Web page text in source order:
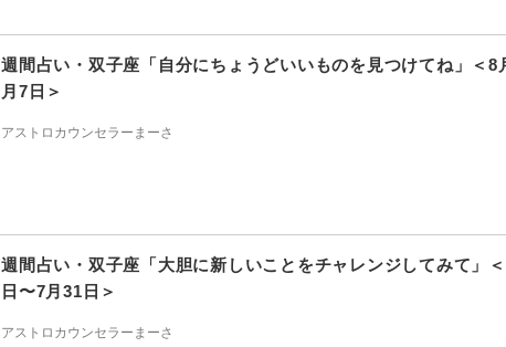
週間占い・双子座「自分にちょうどいいものを見つけてね」＜8
月7日＞
アストロカウンセラーまーさ
週間占い・双子座「大胆に新しいことをチャレンジしてみて」
日〜7月31日＞
アストロカウンセラーまーさ